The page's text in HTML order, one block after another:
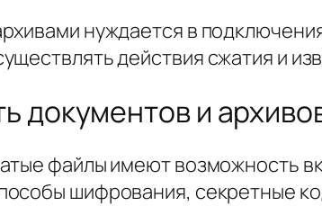
нуждается в
действия сжатия и
документов и
файлы имеют возможность
шифрования, секретные